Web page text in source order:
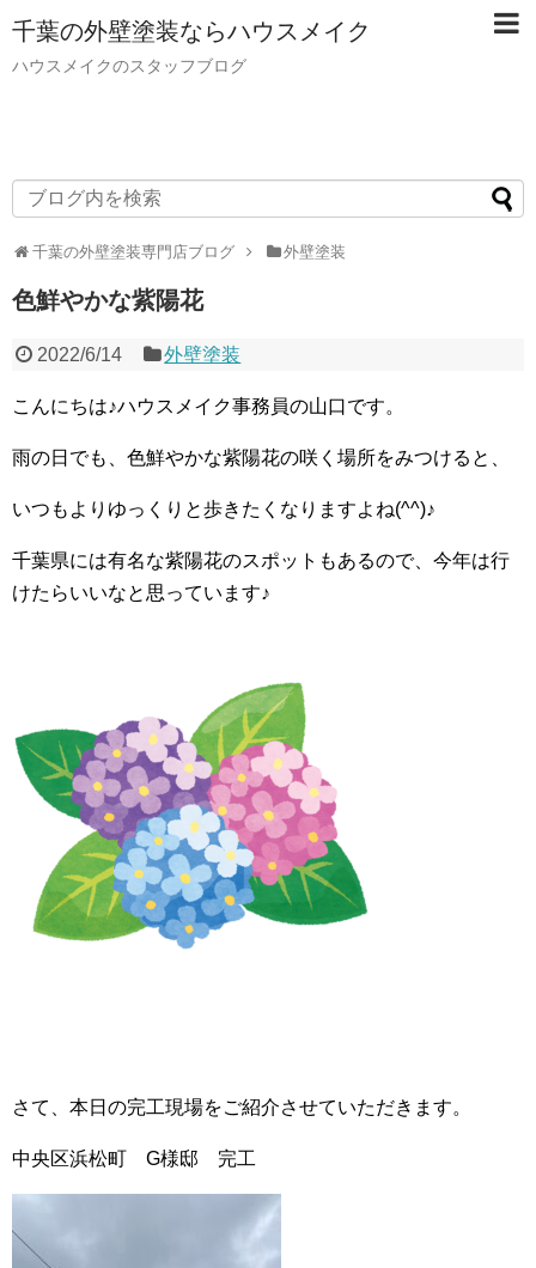
千葉の外壁塗装ならハウスメイク
ハウスメイクのスタッフブログ
千葉の外壁塗装専門店ブログ 外壁塗装
色鮮やかな紫陽花
2022/6/14 外壁塗装
こんにちは♪ハウスメイク事務員の山口です。
雨の日でも、色鮮やかな紫陽花の咲く場所をみつけると、
いつもよりゆっくりと歩きたくなりますよね(^^)♪
千葉県には有名な紫陽花のスポットもあるので、今年は行
けたらいいなと思っています♪
さて、本日の完工現場をご紹介させていただきます。
中央区浜松町 G様邸 完工